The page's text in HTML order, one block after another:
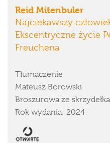
Reid Mitenbuler
Najciekawszy
Ekscentryczne życie
Freuchena
Tłumaczenie
Mateusz Borowski
Broszurowa ze
Rok wydania: 2024